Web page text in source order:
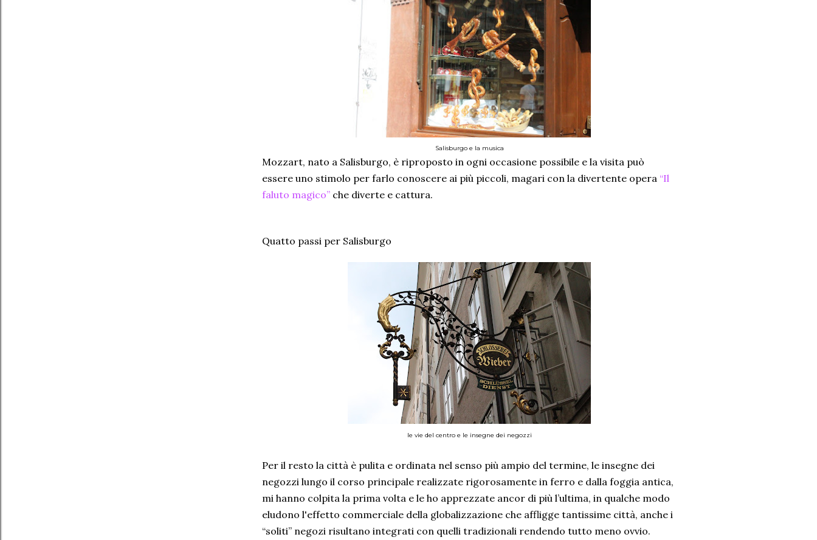
Salisburgo e la musica
Mozzart, nato a Salisburgo, è riproposto in ogni occasione possibile e la visita può
essere uno stimolo per farlo conoscere ai più piccoli, magari con la divertente opera “Il
faluto magico” che diverte e cattura.
Quatto passi per Salisburgo
le vie del centro e le insegne dei negozzi
Per il resto la città è pulita e ordinata nel senso più ampio del termine, le insegne dei
negozzi lungo il corso principale realizzate rigorosamente in ferro e dalla foggia antica,
mi hanno colpita la prima volta e le ho apprezzate ancor di più l’ultima, in qualche modo
eludono l'effetto commerciale della globalizzazione che affligge tantissime città, anche i
“soliti” negozi risultano integrati con quelli tradizionali rendendo tutto meno ovvio.